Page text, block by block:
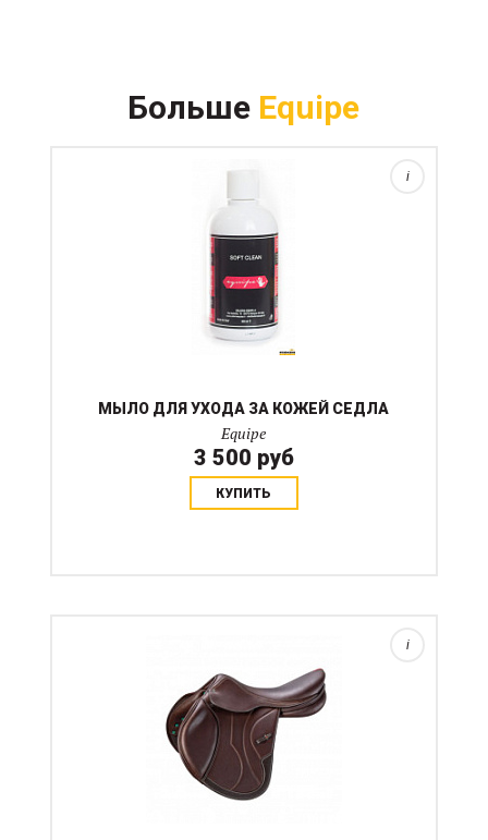
Больше Equipe
и на обычной. Внимательно прочитайте инструкцию
Общая инструкция: Этап 1 Soft clean Используется
МЫЛО ДЛЯ УХОДА ЗА КОЖЕЙ СЕДЛА
Equipe
3 500 руб
КУПИТЬ
i
i